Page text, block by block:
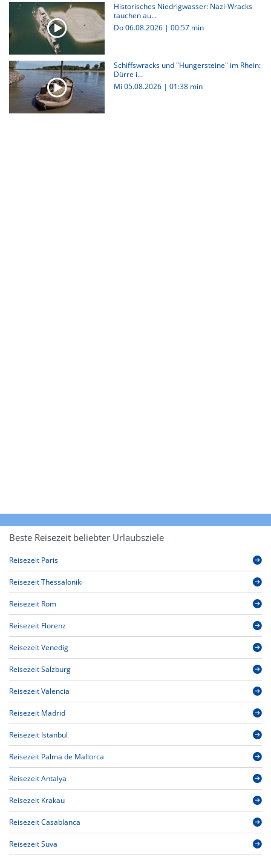
Historisches Niedrigwasser: Nazi-Wracks
tauchen au...
Do 06.08.2026 | 00:57 min
Schiffswracks und "Hungersteine" im Rhein:
Dürre i...
Mi 05.08.2026 | 01:38 min
Beste Reisezeit beliebter Urlaubsziele
Reisezeit Paris
Reisezeit Thessaloniki
Reisezeit Rom
Reisezeit Florenz
Reisezeit Venedig
Reisezeit Salzburg
Reisezeit Valencia
Reisezeit Madrid
Reisezeit Istanbul
Reisezeit Palma de Mallorca
Reisezeit Antalya
Reisezeit Krakau
Reisezeit Casablanca
Reisezeit Suva